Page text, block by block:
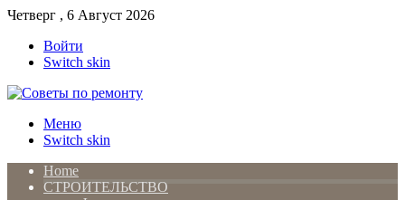
Четверг , 6 Август 2026
Войти
Switch skin
Меню
Switch skin
Home
СТРОИТЕЛЬСТВО